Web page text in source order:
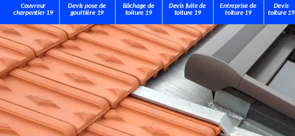
Couvreur
charpentier 19
Devis pose de
gouttière 19
Bâchage de
toiture 19
Devis fuite de
toiture 19
Entreprise de
toiture 19
Devis
toiture 19